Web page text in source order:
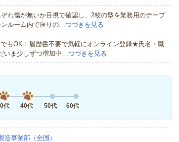
れ傷が無いか目視で確認し、2枚の型を業務用のテープ
ルーム内で座りの…つづきを見る
もOK！履歴書不要で気軽にオンライン登録★氏名・職
いま少しずつ増加中…つづきを見る
代 40代 50代 60代
事業部（全国）